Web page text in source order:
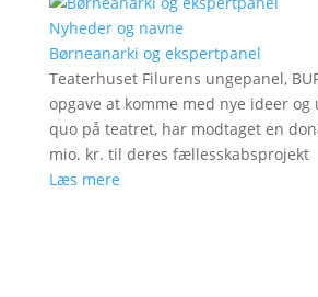
Nyheder og navne
Børneanarki og ekspertpanel
Teaterhuset Filurens ungepanel,
opgave at komme med nye ideer
quo på teatret, har modtaget en
mio. kr. til deres fællesskabsprojekt
Læs mere